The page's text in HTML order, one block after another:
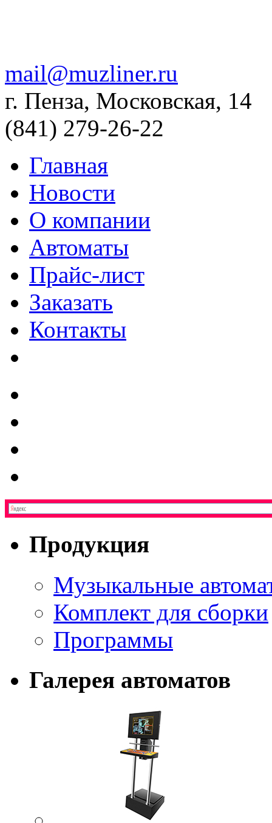
mail@muzliner.ru
г. Пенза, Московская, 14
(841) 279-26-22
Главная
Новости
О компании
Автоматы
Прайс-лист
Заказать
Контакты
Продукция
Музыкальные
Комплект для сборки
Программы
Галерея автоматов